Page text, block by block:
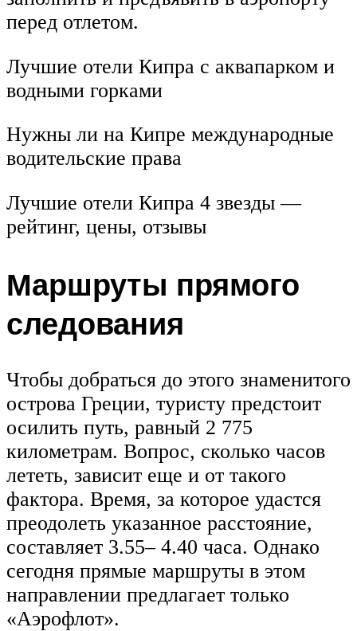
перед отлетом.
Лучшие отели Кипра с аквапарком и
водными горками
Нужны ли на Кипре международные
водительские права
Лучшие отели Кипра 4 звезды —
рейтинг, цены, отзывы
Маршруты прямого
следования
Чтобы добраться до этого знаменитого
острова Греции, туристу предстоит
осилить путь, равный 2 775
километрам. Вопрос, сколько часов
лететь, зависит еще и от такого
фактора. Время, за которое удастся
преодолеть указанное расстояние,
составляет 3.55– 4.40 часа. Однако
сегодня прямые маршруты в этом
направлении предлагает только
«Аэрофлот».